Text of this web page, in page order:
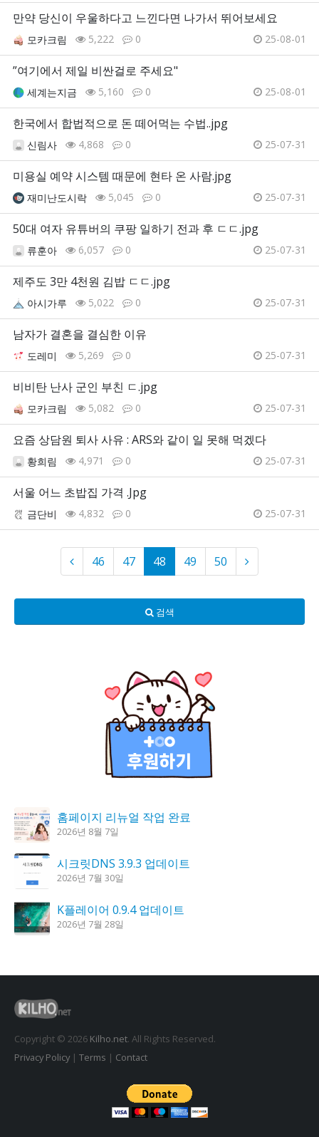
만약 당신이 우울하다고 느낀다면 나가서 뛰어보세요
모카크림 5,222 0 25-08-01
”여기에서 제일 비싼걸로 주세요"
세계는지금 5,160 0 25-08-01
한국에서 합법적으로 돈 떼어먹는 수법..jpg
신림사 4,868 0 25-07-31
미용실 예약 시스템 때문에 현타 온 사람.jpg
재미난도시락 5,045 0 25-07-31
50대 여자 유튜버의 쿠팡 일하기 전과 후 ㄷㄷ.jpg
류훈아 6,057 0 25-07-31
제주도 3만 4천원 김밥 ㄷㄷ.jpg
아시가루 5,022 0 25-07-31
남자가 결혼을 결심한 이유
도레미 5,269 0 25-07-31
비비탄 난사 군인 부친 ㄷ.jpg
모카크림 5,082 0 25-07-31
요즘 상담원 퇴사 사유 : ARS와 같이 일 못해 먹겠다
황희림 4,971 0 25-07-31
서울 어느 초밥집 가격 .Jpg
금단비 4,832 0 25-07-31
46 47 48 49 50
검색
홈페이지 리뉴얼 작업 완료
2026년 8월 7일
시크릿DNS 3.9.3 업데이트
2026년 7월 30일
K플레이어 0.9.4 업데이트
2026년 7월 28일
도깨비 촛불 1.6.0 업데이트
2026년 7월 23일
Copyright © 2026 Kilho.net. All Rights Reserved.
Privacy Policy| Terms | Contact